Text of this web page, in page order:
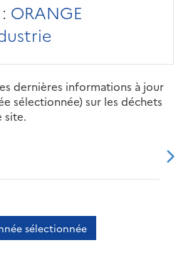
ORANGE
dernières informations à jour
sélectionnée) sur les déchets
site.
sélectionnée